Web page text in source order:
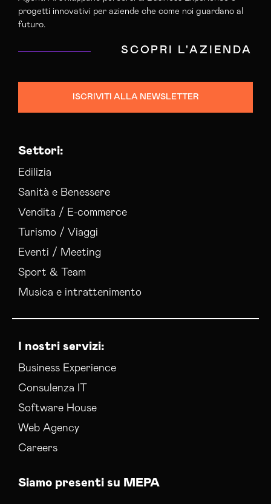
progetti innovativi per aziende che come noi guardano al
futuro.
SCOPRI L'AZIENDA
ISCRIVITI ALLA NEWSLETTER
Settori:
Edilizia
Sanità e Benessere
Vendita / E-commerce
Turismo / Viaggi
Eventi / Meeting
Sport & Team
Musica e intrattenimento
I nostri servizi:
Business Experience
Consulenza IT
Software House
Web Agency
Careers
Siamo presenti su MEPA